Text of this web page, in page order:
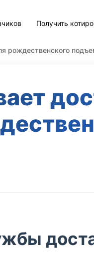
Получить
рождественского